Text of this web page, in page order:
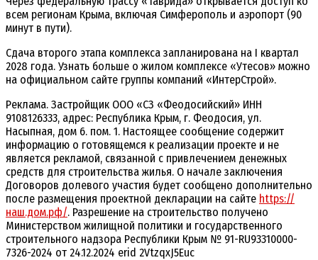
всем регионам Крыма, включая Симферополь и аэропорт (90
минут в пути).
Сдача второго этапа комплекса запланирована на I квартал
2028 года. Узнать больше о жилом комплексе «Утесов» можно
на официальном сайте группы компаний «ИнтерСтрой».
Реклама. Застройщик ООО «СЗ «Феодосийский» ИНН
9108126333, адрес: Республика Крым, г. Феодосия, ул.
Насыпная, дом 6. пом. 1. Настоящее сообщение содержит
информацию о готовящемся к реализации проекте и не
является рекламой, связанной с привлечением денежных
средств для строительства жилья. О начале заключения
Договоров долевого участия будет сообщено дополнительно
после размещения проектной декларации на сайте https://
наш.дом.рф/. Разрешение на строительство получено
Министерством жилищной политики и государственного
строительного надзора Республики Крым № 91-RU93310000-
7326-2024 от 24.12.2024 erid 2VtzqxJ5Euc